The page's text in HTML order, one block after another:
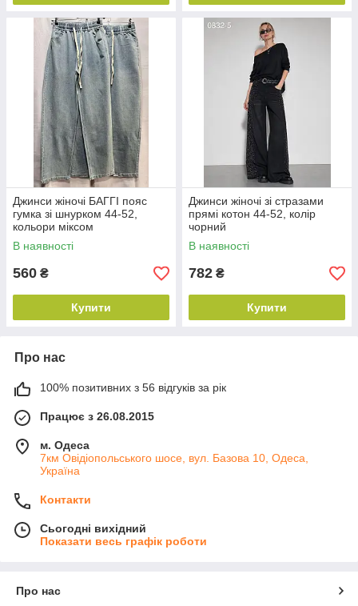
Джинси жіночі БАГГІ пояс
гумка зі шнурком 44-52,
кольори міксом
В наявності
560 ₴
Купити
Джинси жіночі зі стразами
прямі котон 44-52, колір
чорний
В наявності
782 ₴
Купити
Про нас
100% позитивних з 56 відгуків за рік
Працює з 26.08.2015
м. Одеса
7км Овідіопольського шосе, вул. Базова 10, Одеса,
Україна
Контакти
Сьогодні вихідний
Показати весь графік роботи
Про нас